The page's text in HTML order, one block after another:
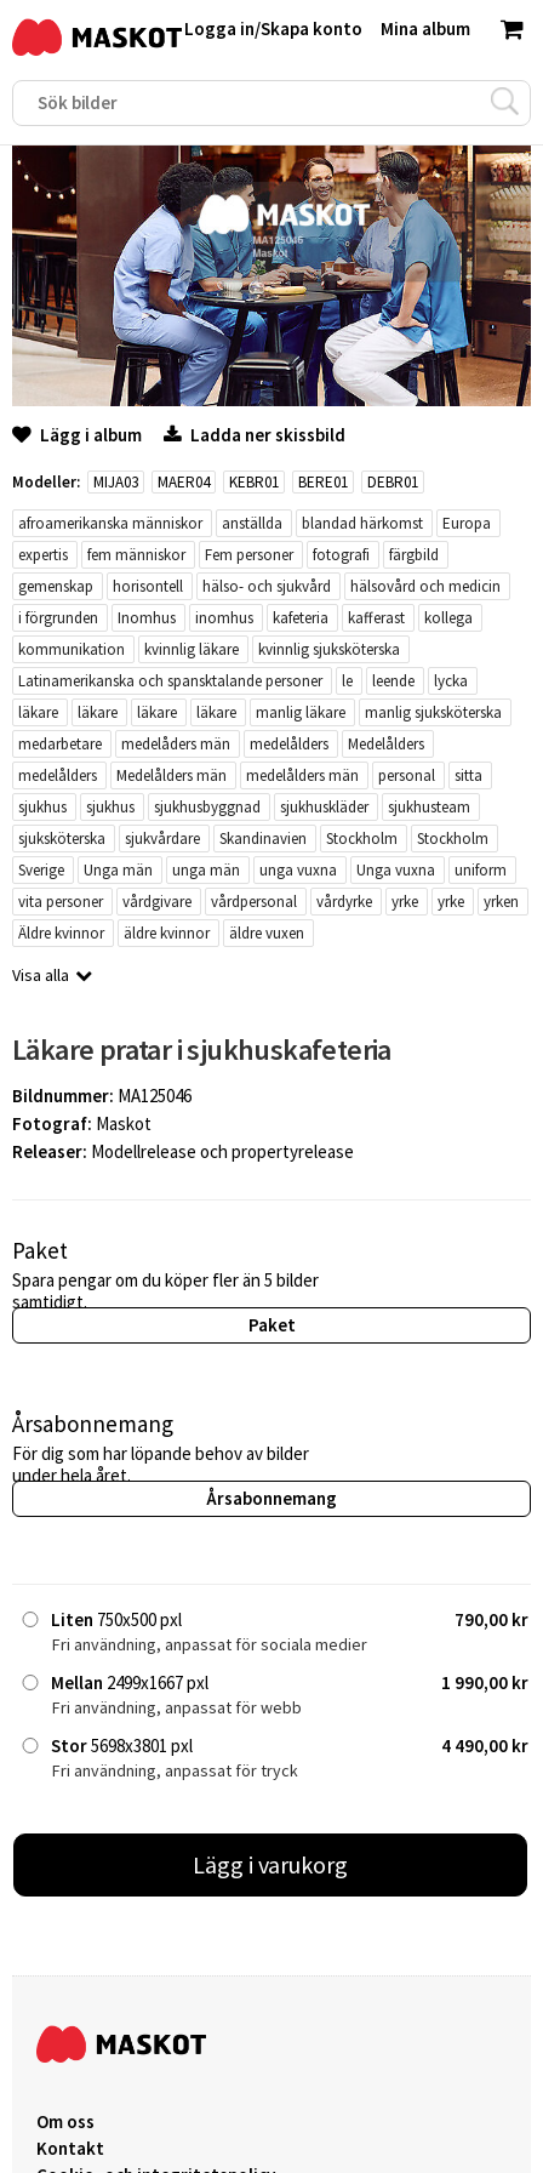
Mina album
Logga in/Skapa konto
Lägg i album Ladda ner skissbild
Modeller: MIJA03 MAER04 KEBR01 BERE01
DEBR01
afroamerikanska människor
anställda blandad härkomst
Europa
expertis
fem människor Fem personer fotografi
färgbild
gemenskap
horisontell hälso- och sjukvård
hälsovård och medicin
i förgrunden
Inomhus inomhus kafeteria kafferast
kollega
kommunikation
kvinnlig läkare
kvinnlig sjuksköterska
Latinamerikanska och spansktalande personer
le leende
lycka
läkare
läkare läkare läkare manlig läkare
manlig sjuksköterska
medarbetare
medelåders män medelålders
Medelålders
medelålders
Medelålders män medelålders män personal
sitta
sjukhus
sjukhus sjukhusbyggnad sjukhuskläder
sjukhusteam
sjuksköterska
sjukvårdare Skandinavien Stockholm
Stockholm
Sverige
Unga män unga män unga vuxna Unga vuxna
uniform
vita personer
vårdgivare vårdpersonal vårdyrke yrke yrke
yrken
Äldre kvinnor
äldre kvinnor äldre vuxen
Visa alla
Läkare pratar i sjukhuskafeteria
Bildnummer: MA125046
Fotograf: Maskot
Releaser: Modellrelease och propertyrelease
Paket
Spara pengar om du köper fler än 5 bilder
samtidigt.
Paket
Årsabonnemang
För dig som har löpande behov av bilder
under hela året.
Årsabonnemang
Liten 750x500 pxl 790,00 kr
Fri användning, anpassat för sociala medier
Mellan 2499x1667 pxl 1 990,00 kr
Fri användning, anpassat för webb
Stor5698x3801 pxl 4 490,00 kr
Fri användning, anpassat för tryck
Lägg i varukorg
Om oss
Kontakt